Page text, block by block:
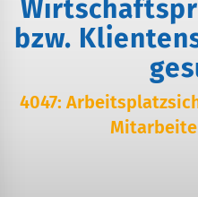
bzw.
4047: